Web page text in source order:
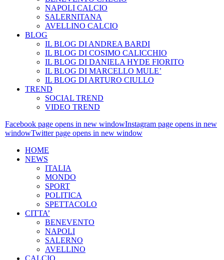
NAPOLI CALCIO
SALERNITANA
AVELLINO CALCIO
BLOG
IL BLOG DI ANDREA BARDI
IL BLOG DI COSIMO CALICCHIO
IL BLOG DI DANIELA HYDE FIORITO
IL BLOG DI MARCELLO MULE’
IL BLOG DI ARTURO CIULLO
TREND
SOCIAL TREND
VIDEO TREND
Facebook page opens in new windowInstagram page opens in new
windowTwitter page opens in new window
HOME
NEWS
ITALIA
MONDO
SPORT
POLITICA
SPETTACOLO
CITTA’
BENEVENTO
NAPOLI
SALERNO
AVELLINO
CALCIO